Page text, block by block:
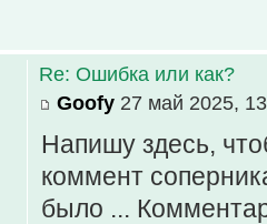
Re: Ошибка или как?
Goofy 27 май 2025,
Напишу здесь,
коммент
было ...